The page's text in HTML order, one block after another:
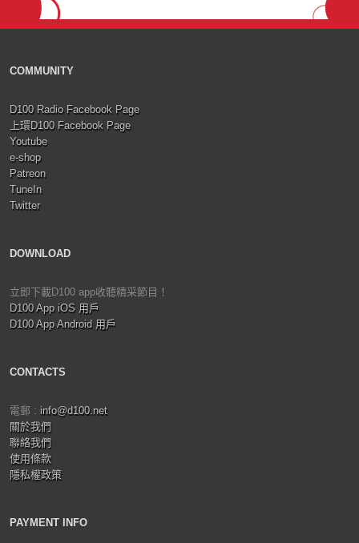
COMMUNITY
D100 Radio Facebook Page
上環D100 Facebook Page
Youtube
e-shop
Patreon
TuneIn
Twitter
DOWNLOAD
立即下載D100 app收聽精采節目！
D100 App iOS 用戶
D100 App Android 用戶
CONTACTS
電郵 : info@d100.net
關於我們
聯絡我們
使用條款
隱私權政策
PAYMENT INFO